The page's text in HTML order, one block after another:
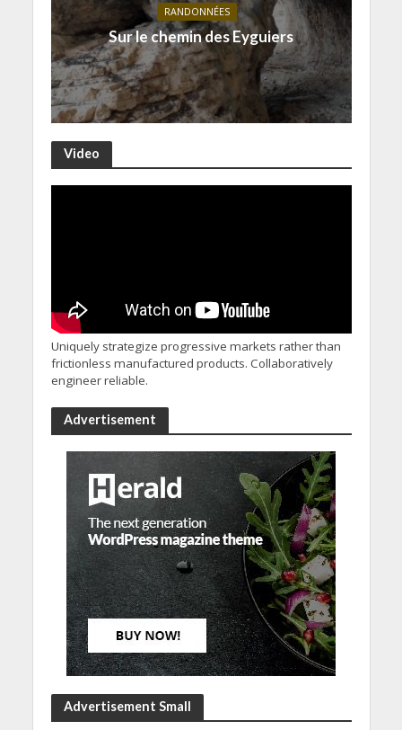
RANDONNÉES
Sur le chemin des Eyguiers
Video
Uniquely strategize progressive markets rather than
frictionless manufactured products. Collaboratively
engineer reliable.
Advertisement
Advertisement Small